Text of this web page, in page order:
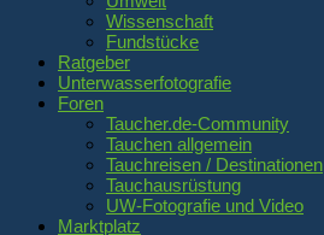
Wissenschaft
Fundstücke
Ratgeber
Unterwasserfotografie
Foren
Taucher.de-Community
Tauchen allgemein
Tauchreisen / Destinationen
Tauchausrüstung
UW-Fotografie und Video
Marktplatz